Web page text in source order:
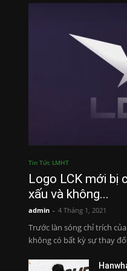
Tin Tức LMHT
Logo LCK mới bị
xấu và không...
admin - 4 Tháng 1, 2021
Trước làn sóng chỉ trích
không có bất kỳ sự thay